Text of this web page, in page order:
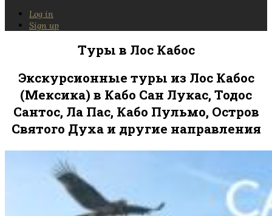
Log in
Sign up
Туры в Лос Кабос
Экскурсионные туры из Лос Кабос
(Мексика) в Кабо Сан Лукас, Тодос
Сантос, Ла Пас, Кабо Пульмо, Остров
Святого Духа и другие направления